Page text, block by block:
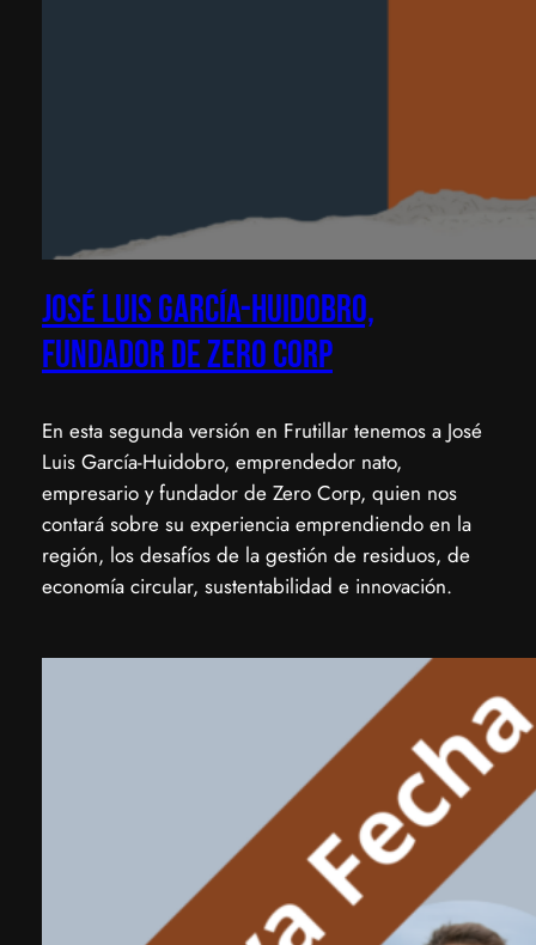
José Luis García-Huidobro,
Fundador de Zero Corp
En esta segunda versión en Frutillar tenemos a José
Luis García-Huidobro, emprendedor nato,
empresario y fundador de Zero Corp, quien nos
contará sobre su experiencia emprendiendo en la
región, los desafíos de la gestión de residuos, de
economía circular, sustentabilidad e innovación.